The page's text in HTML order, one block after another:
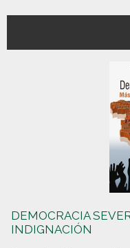
DEMOCRACIA
INDIGNACIÓN